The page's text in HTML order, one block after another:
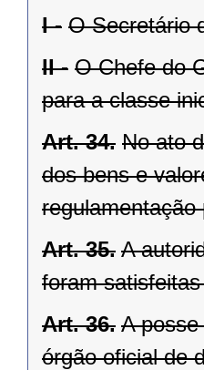
I - O Secretário
II - O Chefe do
para a classe
Art. 34. No ato
dos bens e
regulamentação
Art. 35. A
foram
Art. 36. A
órgão oficial de